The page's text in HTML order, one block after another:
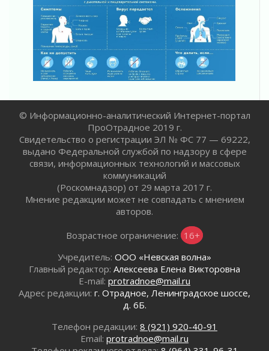
Не оставят в беде
05 августа 2026
На лидирующих позициях
04 августа 2026
Итоги конкурса «Лучший работник
Кадрового центра – 2026» подведены!
04 августа 2026
В Ленобласти растет потребление
мобильного трафика
04 августа 2026
Полумрак бьёт по карману
04 августа 2026
Вниманию автомобилистов!
Память, сталь и музыка
Регион готовится к выборам
04 августа 2026
Никакого принуждения, только письменное
согласие
Без риска для здоровья и кошелька
© Информационно-аналитический Интернет-портал
ПроОтрадное 2019 г.
Свидетельство о регистрации ЭЛ № ФС 77 — 69222,
выдано Федеральной службой по надзору в сфере
связи, информационных технологий и массовых
коммуникаций
(Роскомнадзор) от 29 марта 2017 г.
Мнение редакции может не совпадать с мнением
авторов.
Возрастное ограничение: 16+
Учредитель: ООО «Невская волна»
Главный редактор: Алексеева Елена Викторовна
E-mail: protradnoe@mail.ru
Адрес редакции: г. Отрадное, Ленинградское шоссе,
д. 6Б.
Телефон редакции: 8 (921) 920-40-91
Email: protradnoe@mail.ru